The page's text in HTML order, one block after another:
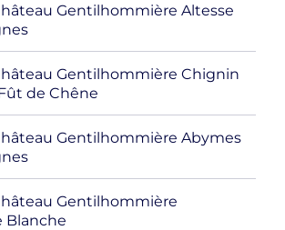
Gentilhommière Altesse
Gentilhommière Chignin
de Chêne
Gentilhommière Abymes
Gentilhommière
Blanche